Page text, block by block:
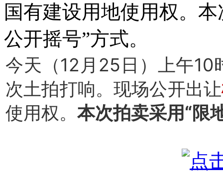
国有建设用地使用权。
公开摇号”方式。
今天（12月25日）上午
次土拍打响。现场公开出让
使用权。 本次拍卖采用“限